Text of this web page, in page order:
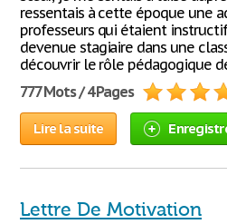
ressentais à cette époque une
professeurs qui étaient
devenue stagiaire dans une
découvrir le rôle pédagogique
777 Mots / 4 Pages
Lire la suite
Lettre De Motivation